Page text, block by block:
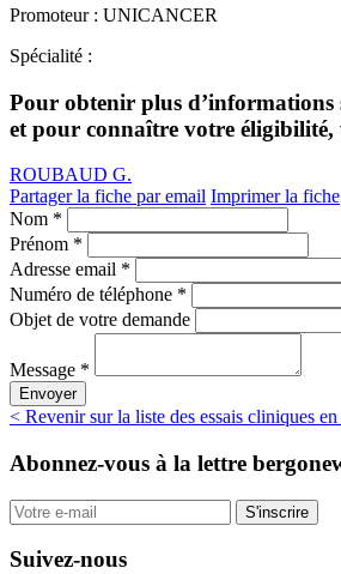
Promoteur : UNICANCER
Spécialité :
Pour obtenir plus
et pour connaître votre éligibilité,
ROUBAUD G.
Partager la fiche par email Imprimer la fiche
Nom *
Prénom *
Adresse email *
Numéro de téléphone *
Objet de votre demande
Message *
Envoyer
< Revenir sur la liste des essais cliniques
Abonnez-vous à la lettre
S'inscrire
Suivez-nous